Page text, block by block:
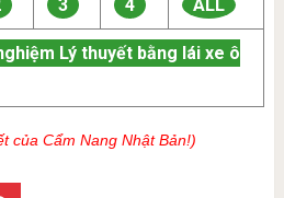
3 4 ALL
Lý thuyết bằng lái xe ô
của Cẩm Nang Nhật Bản!)